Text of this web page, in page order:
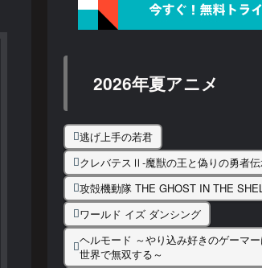
2026年夏アニメ
逃げ上手の若君
クレバテスⅡ-魔獣の王と偽りの勇者
攻殻機動隊 THE GHOST IN THE
ワールド イズ ダンシング
ヘルモード ～やり込み好きのゲーマ
世界で無双する～